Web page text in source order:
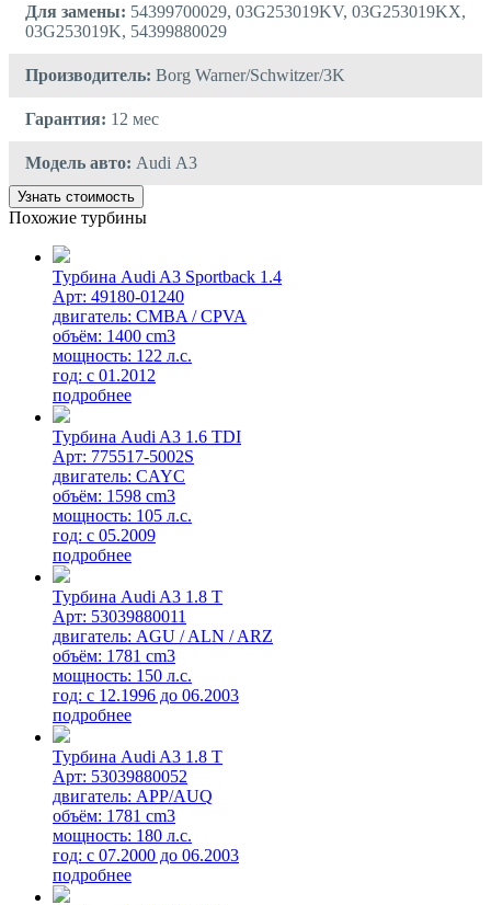
Для замены: 54399700029, 03G253019KV, 03G253019KX,
03G253019K, 54399880029
Производитель: Borg Warner/Schwitzer/3K
Гарантия: 12 мес
Модель авто: Audi А3
Узнать стоимость
Похожие турбины
Турбина Audi A3 Sportback 1.4
Арт: 49180-01240
двигатель: CMBA / CPVA
объём: 1400 cm3
мощность: 122 л.с.
год: с 01.2012
подробнее
Турбина Audi A3 1.6 TDI
Арт: 775517-5002S
двигатель: CAYC
объём: 1598 cm3
мощность: 105 л.с.
год: с 05.2009
подробнее
Турбина Audi A3 1.8 T
Арт: 53039880011
двигатель: AGU / ALN / ARZ
объём: 1781 cm3
мощность: 150 л.с.
год: с 12.1996 до 06.2003
подробнее
Турбина Audi A3 1.8 T
Арт: 53039880052
двигатель: APP/AUQ
объём: 1781 cm3
мощность: 180 л.с.
год: с 07.2000 до 06.2003
подробнее